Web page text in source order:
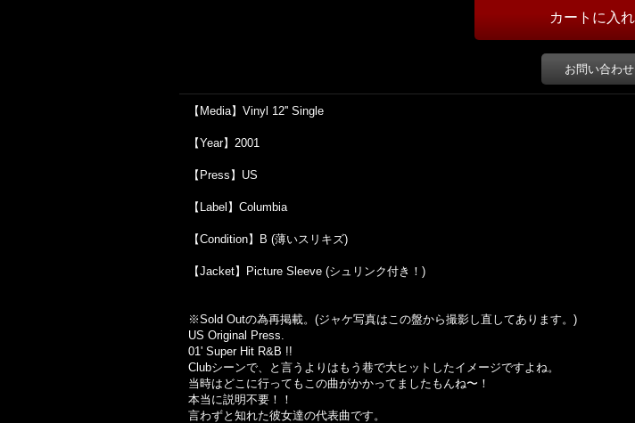
お問い合わせ
【Media】Vinyl 12'' Single
【Year】2001
【Press】US
【Label】Columbia
【Condition】B (薄いスリキズ)
【Jacket】Picture Sleeve (シュリンク付き！)
※Sold Outの為再掲載。 (ジャケ写真はこの盤から撮影し直してあります。 )
US Original Press.
01' Super Hit R&B !!
Clubシーンで、と言うよりはもう巷で大ヒットしたイメージですよね。
当時はどこに行ってもこの曲がかかってましたもんね〜！
本当に説明不要！！
言わずと知れた彼女達の代表曲です。